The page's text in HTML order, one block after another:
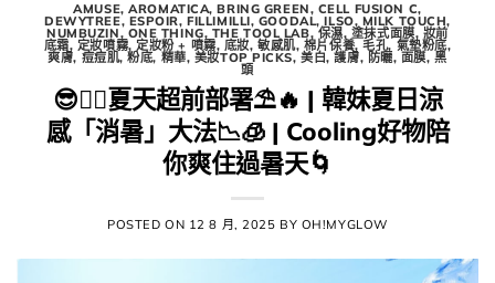
AMUSE,AROMATICA,BRING GREEN, CELL FUSION C,
DEWYTREE, ESPOIR,FILLIMILLI, GOODAL,ILSO, MILK TOUCH,
NUMBUZIN, ONE THING, THE TOOL LAB, 保濕, 塗抹式面膜, 妝前
底霜, 定妝噴霧,定妝粉 + 噴霧, 底妝,敏感肌, 棉片保養,毛孔, 氣墊粉底,
爽膚, 痘痘肌,粉底, 精華, 美妝TOP PICKS,美白,護膚, 防曬, 面膜,黑
頭
😎​👉🏻​夏天超前部署​​⛱️​🔥 | 韓妹夏日涼
感「消暑」大法​📉​🧊 | Cooling好物陪
你爽住過暑天🌀
POSTED ON 12 8 月, 2025 BY OH!MYGLOW